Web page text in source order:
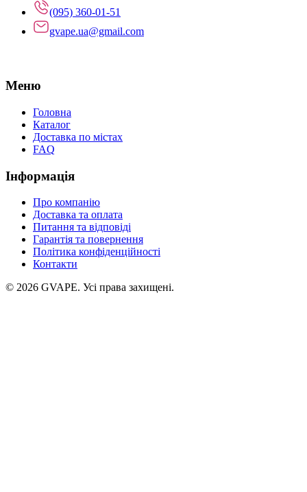
(095) 360-01-51
gvape.ua@gmail.com
Меню
Головна
Каталог
Доставка по містах
FAQ
Інформація
Про компанію
Доставка та оплата
Питання та відповіді
Гарантія та повернення
Політика конфіденційності
Контакти
© 2026 GVAPE. Усі права захищені.